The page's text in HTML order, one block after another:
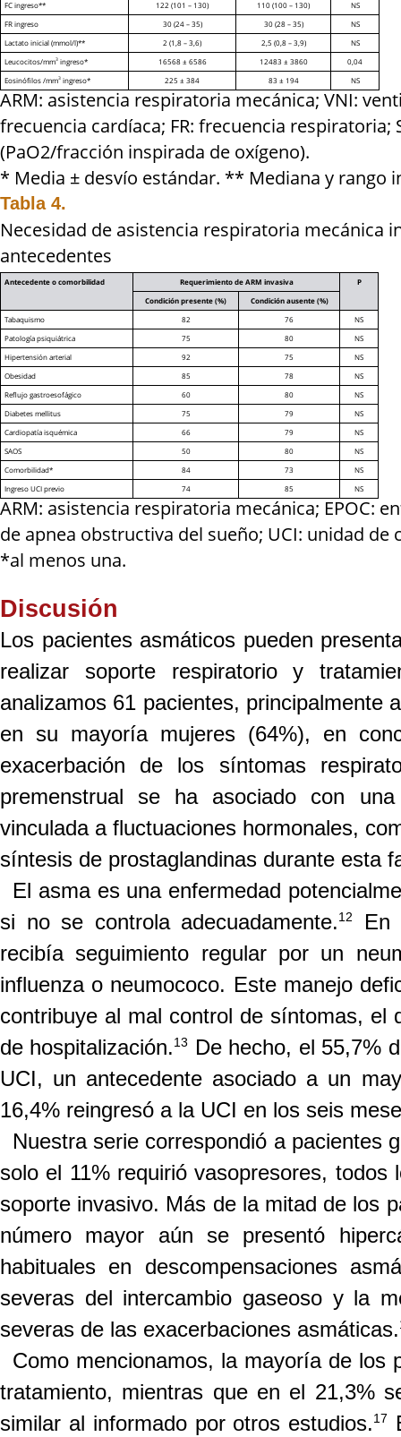
FC ingreso** 122 (101 – 130) 110 (100 – 130)
NS
FR ingreso
30 (24 – 35) 30 (28 – 35)
NS
Lactato inicial (mmol/l)**
2 (1,8 – 3,6) 2,5 (0,8 – 3,9)
NS
Leucocitos/mm3 ingreso* 16568 ± 6586 12483 ± 3860
0,04
Eosinófilos /mm3 ingreso* 225 ± 384 83 ± 194 NS
ARM: asistencia respiratoria mecánica; VNI:
frecuencia cardíaca; FR: frecuencia respiratoria;
(PaO2/fracción inspirada de oxígeno).
* Media ± desvío estándar. ** Mediana y rango
Tabla 4.
Necesidad de asistencia respiratoria mecánica
antecedentes
Antecedente o comorbilidad Requerimiento de ARM invasiva
P
Condición presente (%)
Condición ausente (%)
Tabaquismo
82 76
NS
Patología psiquiátrica
75 80
NS
Hipertensión arterial
92 75
NS
Obesidad
85 78
NS
Reflujo gastroesofágico
60 80
NS
Diabetes mellitus
75 79
NS
Cardiopatía isquémica
66 79
NS
SAOS
50 80
NS
Comorbilidad*
84 73
NS
Ingreso UCI previo
74 85 NS
ARM: asistencia respiratoria mecánica; EPOC:
de apnea obstructiva del sueño; UCI: unidad
*al menos una.
Discusión
Los pacientes asmáticos pueden
realizar soporte respiratorio y
analizamos 61 pacientes, principalmente
en su mayoría mujeres (64%), en
exacerbación de los síntomas
premenstrual se ha asociado con una
vinculada a fluctuaciones hormonales,
síntesis de prostaglandinas durante esta
El asma es una enfermedad
si no se controla adecuadamente.12
En
recibía seguimiento regular por un
influenza o neumococo. Este manejo
contribuye al mal control de síntomas, el
de hospitalización.13
De hecho, el 55,7%
UCI, un antecedente asociado a un
16,4% reingresó a la UCI en los seis
Nuestra serie correspondió a pacientes
solo el 11% requirió vasopresores,
soporte invasivo. Más de la mitad de los
número mayor aún se presentó
habituales en descompensaciones
severas del intercambio gaseoso y la
severas de las exacerbaciones asmáticas.
Como mencionamos, la mayoría de los
tratamiento, mientras que en el 21,3%
similar al informado por otros estudios.17